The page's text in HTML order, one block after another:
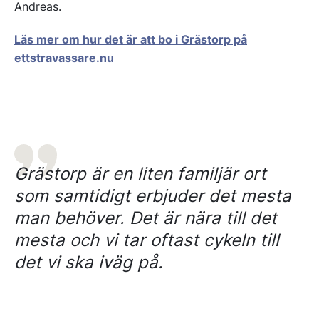
Andreas.
Läs mer om hur det är att bo i Grästorp på
ettstravassare.nu
Grästorp är en liten familjär ort
som samtidigt erbjuder det mesta
man behöver. Det är nära till det
mesta och vi tar oftast cykeln till
det vi ska iväg på.